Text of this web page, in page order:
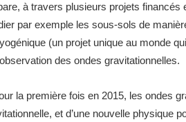
à travers plusieurs projets financés
par exemple les sous-sols de
(un projet unique au monde
des ondes gravitationnelles.
la première fois en 2015, les ondes
et d’une nouvelle physique